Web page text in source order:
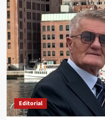
Editorial